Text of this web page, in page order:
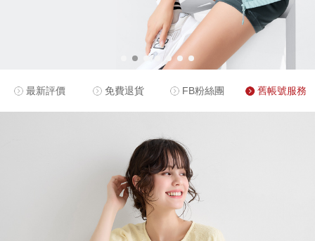
最新評價 免費退貨 FB粉絲團 舊帳號服務